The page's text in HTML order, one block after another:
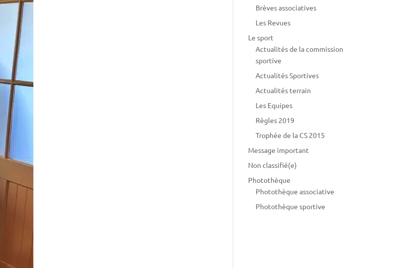
Brèves associatives
Les Revues
Le sport
Actualités de la commission
sportive
Actualités Sportives
Actualités terrain
Les Equipes
Règles 2019
Trophée de la CS 2015
Message important
Non classifié(e)
Photothèque
Photothèque associative
Photothèque sportive